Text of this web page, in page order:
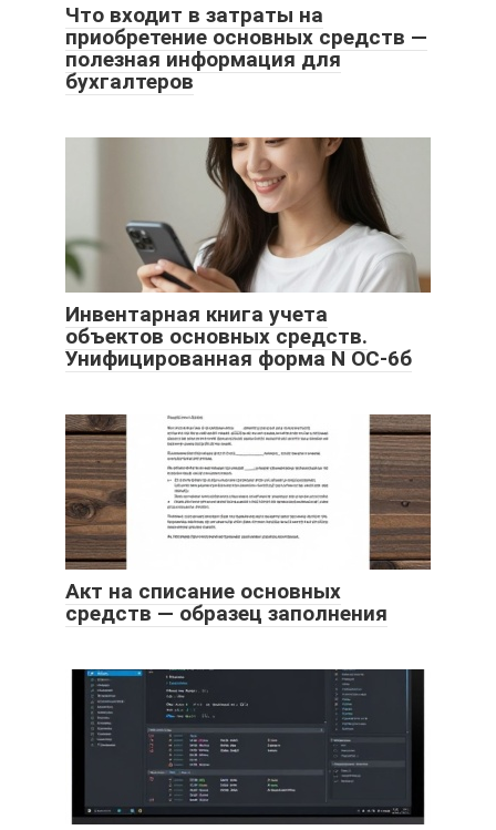
Что входит в затраты на
приобретение основных средств —
полезная информация для
бухгалтеров
Инвентарная книга учета
объектов основных средств.
Унифицированная форма N ОС-6б
Акт на списание основных
средств — образец заполнения